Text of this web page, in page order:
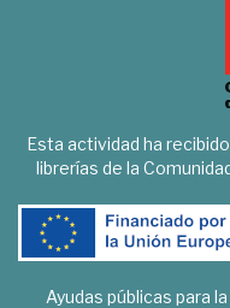
Esta actividad ha
librerías de la
Ayudas públicas para